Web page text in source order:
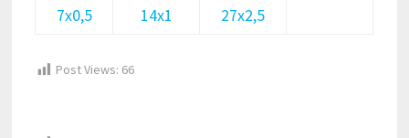
7х0,5
14х1
27х2,5
Post Views: 66